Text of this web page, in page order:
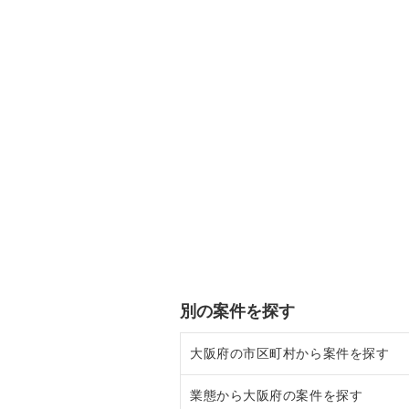
別の案件を探す
大阪府の市区町村から案件を探す
大阪市北区の飲食店の居抜き売却
業態から大阪府の案件を探す